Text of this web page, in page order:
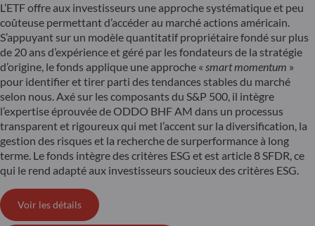
L’ETF offre aux investisseurs une approche systématique et peu
coûteuse permettant d’accéder au marché actions américain.
S’appuyant sur un modèle quantitatif propriétaire fondé sur plus
de 20 ans d’expérience et géré par les fondateurs de la stratégie
d’origine, le fonds applique une approche « smart momentum »
pour identifier et tirer parti des tendances stables du marché
selon nous. Axé sur les composants du S&P 500, il intègre
l’expertise éprouvée de ODDO BHF AM dans un processus
transparent et rigoureux qui met l’accent sur la diversification, la
gestion des risques et la recherche de surperformance à long
terme. Le fonds intègre des critères ESG et est article 8 SFDR, ce
qui le rend adapté aux investisseurs soucieux des critères ESG.
Voir les détails